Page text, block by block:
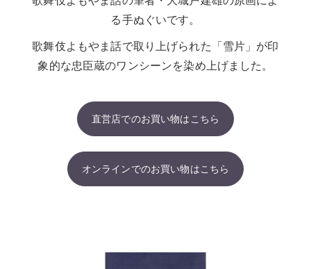
る手ぬぐいです。
歌舞伎よもやま話で取り上げられた「雪片」が印
象的な忠臣蔵のワンシーンを染め上げました。
直営店でのお買い物はこちら
オンラインでのお買い物はこちら